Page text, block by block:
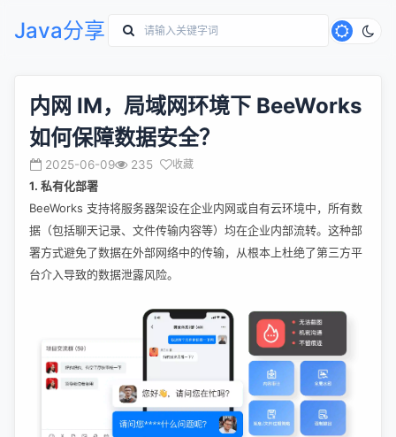
Java分享
内网 IM，局域网环境下 BeeWorks
如何保障数据安全？
2025-06-09 235 收藏
1. 私有化部署
BeeWorks 支持将服务器架设在企业内网或自有云环境中，所有数
据（包括聊天记录、文件传输内容等）均在企业内部流转。这种部
署方式避免了数据在外部网络中的传输，从根本上杜绝了第三方平
台介入导致的数据泄露风险。